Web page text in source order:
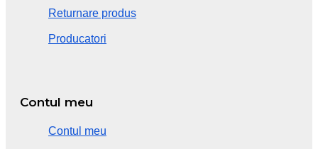
Returnare produs
Producatori
Contul meu
Contul meu